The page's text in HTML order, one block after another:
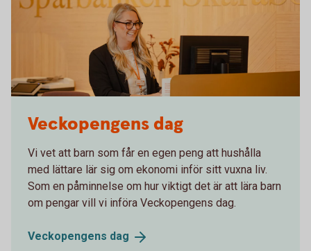
Veckopengens dag
Vi vet att barn som får en egen peng att hushålla
med lättare lär sig om ekonomi inför sitt vuxna liv.
Som en påminnelse om hur viktigt det är att lära barn
om pengar vill vi införa Veckopengens dag.
Veckopengens dag